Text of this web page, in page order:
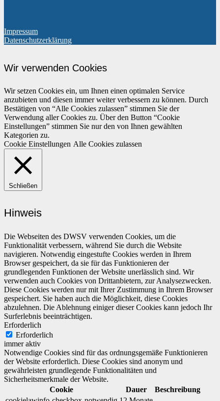
Impressum
Datenschutzerklärung
Wir verwenden Cookies
Wir setzen Cookies ein, um Ihnen einen optimalen Service
anzubieten und diesen immer weiter verbessern zu können. Durch
Bestätigen von “Alle Cookies zulassen” stimmen Sie der
Verwendung aller Cookies zu. Über den Button “Cookie
Einstellungen” stimmen Sie nur den von Ihnen gewählten
Kategorien zu.
Cookie Einstellungen Alle Cookies zulassen
Schließen
Hinweis
Die Webseiten des DWSV verwenden Cookies, um die
Funktionalität verbessern, während Sie durch die Website
navigieren. Notwendig eingestufte Cookies werden in Ihrem
Browser gespeichert, da sie für das Funktionieren der
grundlegenden Funktionen der Website unerlässlich sind. Wir
verwenden auch Cookies von Drittanbietern, zur Analysezwecken.
Diese Cookies werden nur mit Ihrer Zustimmung in Ihrem Browser
gespeichert. Sie haben auch die Möglichkeit, diese Cookies
abzulehnen. Die Ablehnung einiger dieser Cookies kann jedoch Ihr
Surferlebnis beeinträchtigen.
Erforderlich
Erforderlich
immer aktiv
Notwendige Cookies sind für das ordnungsgemäße Funktionieren
der Website erforderlich. Diese Cookies sind anonym und
gewährleisten grundlegende Funktionalitäten und
Sicherheitsmerkmale der Website.
Cookie
Dauer
Beschreibung